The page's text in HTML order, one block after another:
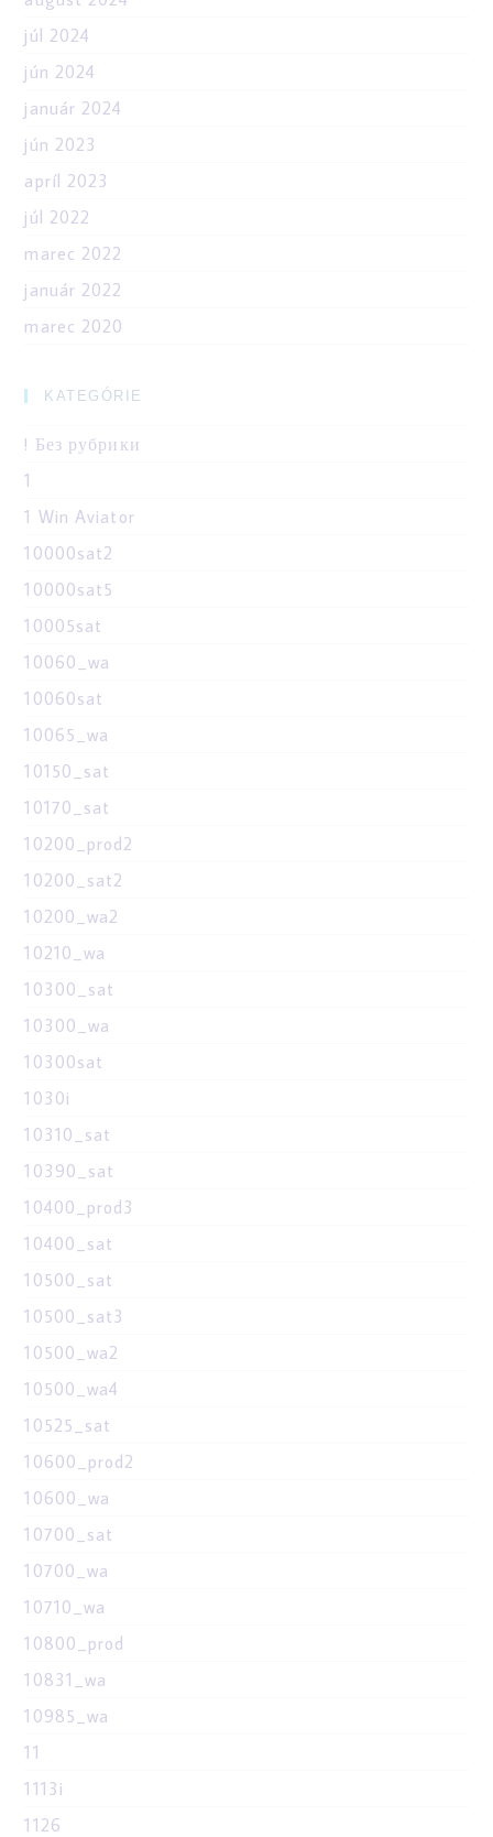
júl 2024
jún 2024
január 2024
jún 2023
apríl 2023
júl 2022
marec 2022
január 2022
marec 2020
KATEGÓRIE
! Без рубрики
1
1 Win Aviator
10000sat2
10000sat5
10005sat
10060_wa
10060sat
10065_wa
10150_sat
10170_sat
10200_prod2
10200_sat2
10200_wa2
10210_wa
10300_sat
10300_wa
10300sat
1030i
10310_sat
10390_sat
10400_prod3
10400_sat
10500_sat
10500_sat3
10500_wa2
10500_wa4
10525_sat
10600_prod2
10600_wa
10700_sat
10700_wa
10710_wa
10800_prod
10831_wa
10985_wa
11
1113i
1126